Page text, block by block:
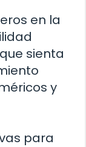
en la
sienta
y
para